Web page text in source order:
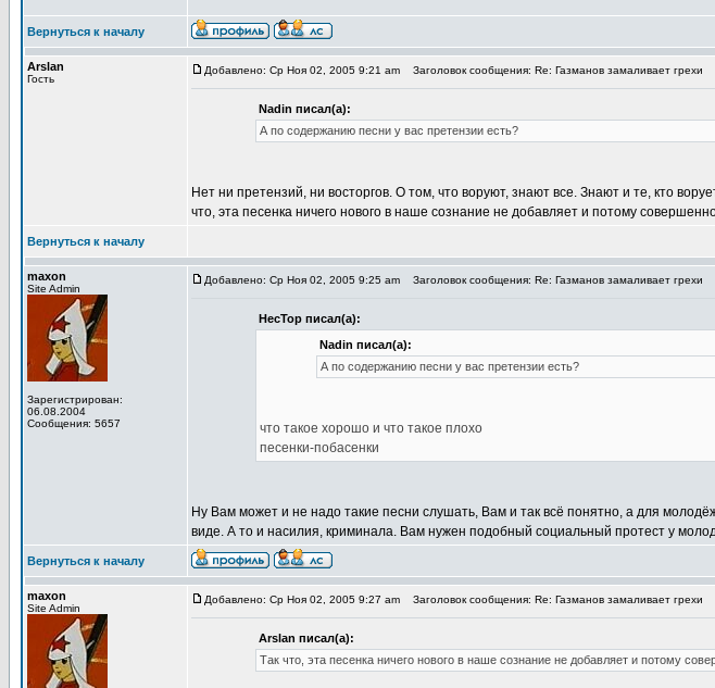
Вернуться к началу
Arslan
Гость
Добавлено: Ср Ноя 02, 2005 9:21 am Заголовок сообщения: Re: Газманов замаливает грехи
Nadin писал(а):
А по содержанию песни у вас претензии есть?
Нет ни претензий, ни восторгов. О том, что воруют, знают все. Знают и те, кто
что, эта песенка ничего нового в наше сознание не добавляет и потому
Вернуться к началу
maxon
Site Admin
Зарегистрирован:
06.08.2004
Сообщения: 5657
Добавлено: Ср Ноя 02, 2005 9:25 am Заголовок сообщения: Re: Газманов замаливает грехи
HecTop писал(а):
Nadin писал(а):
А по содержанию песни у вас претензии есть?
что такое хорошо и что такое плохо
песенки-побасенки
Ну Вам может и не надо такие песни слушать, Вам и так всё понятно, а для
виде. А то и насилия, криминала. Вам нужен подобный социальный протест у
Вернуться к началу
maxon
Site Admin
Добавлено: Ср Ноя 02, 2005 9:27 am Заголовок сообщения: Re: Газманов замаливает грехи
Arslan писал(а):
Так что, эта песенка ничего нового в наше сознание не добавляет и потому